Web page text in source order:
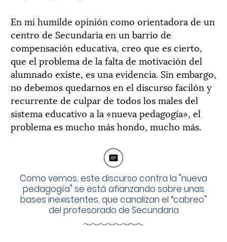
En mi humilde opinión como orientadora de un
centro de Secundaria en un barrio de
compensación educativa, creo que es cierto,
que el problema de la falta de motivación del
alumnado existe, es una evidencia. Sin embargo,
no debemos quedarnos en el discurso facilón y
recurrente de culpar de todos los males del
sistema educativo a la «nueva pedagogía», el
problema es mucho más hondo, mucho más.
Como vemos, este discurso contra la "nueva
pedagogía" se está afianzando sobre unas
bases inexistentes, que canalizan el “cabreo”
del profesorado de Secundaria